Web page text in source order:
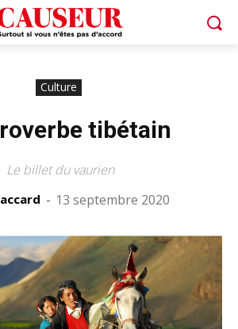
Culture
tibétain
Le billet du vaurien
- 13 septembre 2020